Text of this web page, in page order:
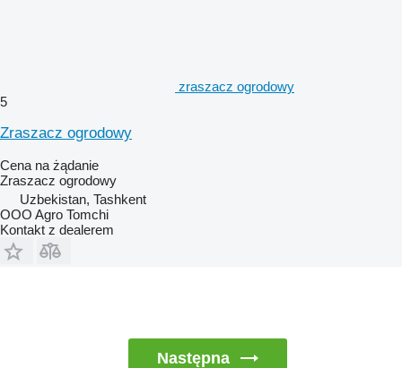
zraszacz ogrodowy
5
Zraszacz ogrodowy
Cena na żądanie
Zraszacz ogrodowy
Uzbekistan, Tashkent
OOO Agro Tomchi
Kontakt z dealerem
Następna